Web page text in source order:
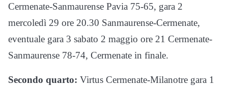
Cermenate-Sanmaurense Pavia 75-65, gara 2
mercoledì 29 ore 20.30 Sanmaurense-Cermenate,
eventuale gara 3 sabato 2 maggio ore 21 Cermenate-
Sanmaurense 78-74, Cermenate in finale.
Secondo quarto: Virtus Cermenate-Milanotre gara 1